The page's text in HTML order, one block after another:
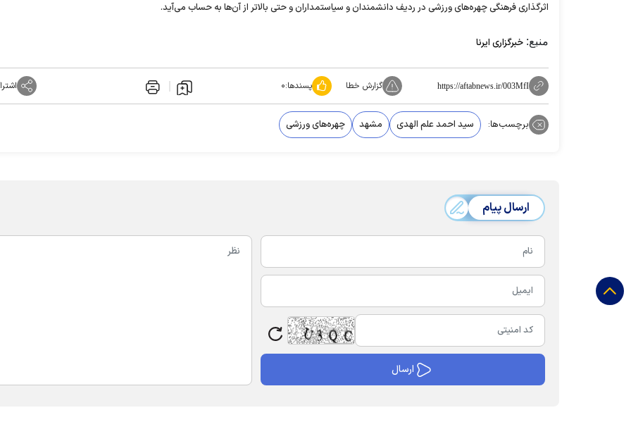
اثرگذاری فرهنگی چهره‌های ورزشی در ردیف دانشمندان و سیاستمداران و حتی بالاتر از آن‌ها به حساب می‌آید.
منبع: خبرگزاری ایرنا
https://aftabnews.ir/003MfI گزارش خطا پسندها:۰
برچسب‌ها: سید احمد علم الهدی مشهد چهره‌های ورزشی
ارسال پیام